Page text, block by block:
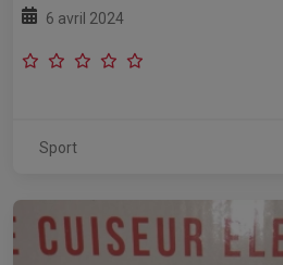
6 avril 2024
Sport